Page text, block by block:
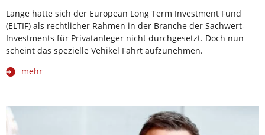
Lange hatte sich der European Long Term Investment Fund
(ELTIF) als rechtlicher Rahmen in der Branche der Sachwert-
Investments für Privatanleger nicht durchgesetzt. Doch nun
scheint das spezielle Vehikel Fahrt aufzunehmen.
mehr